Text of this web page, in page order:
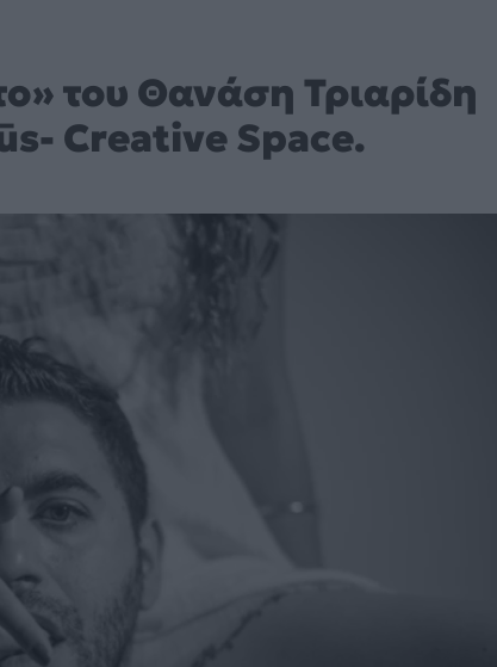
του Θανάση Τριαρίδη
Creative Space.